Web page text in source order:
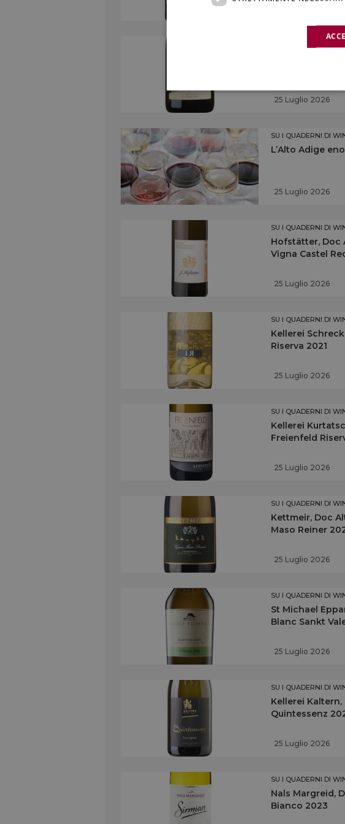
25 Luglio 2026
SU I QUADERNI DI
L’Alto Adige
25 Luglio 2026
SU I QUADERNI DI
Hofstätter, Doc
Vigna Castel
25 Luglio 2026
SU I QUADERNI DI
Kellerei
Riserva 2021
25 Luglio 2026
SU I QUADERNI DI
Kellerei
Freienfeld
25 Luglio 2026
SU I QUADERNI DI
Kettmeir, Doc
Maso Reiner
25 Luglio 2026
SU I QUADERNI DI
St Michael
Blanc Sankt
25 Luglio 2026
SU I QUADERNI DI
Kellerei
Quintessenz
25 Luglio 2026
SU I QUADERNI DI
Nals Margreid,
Bianco 2023